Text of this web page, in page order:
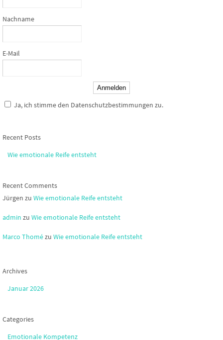
Nachname
E-Mail
Anmelden
Ja, ich stimme den Datenschutzbestimmungen zu.
Recent Posts
Wie emotionale Reife entsteht
Recent Comments
Jürgen zu Wie emotionale Reife entsteht
admin zu Wie emotionale Reife entsteht
Marco Thomézu Wie emotionale Reife entsteht
Archives
Januar 2026
Categories
Emotionale Kompetenz